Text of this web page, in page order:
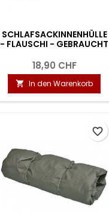
SCHLAFSACKINNENHÜLLE
- FLAUSCHI - GEBRAUCHT
18,90 CHF
 In den Warenkorb
favorite_border